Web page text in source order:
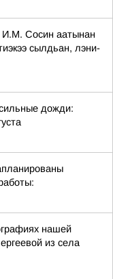
Сосин аатынан
сылдьан, лэни-
дожди:
нашей
из села